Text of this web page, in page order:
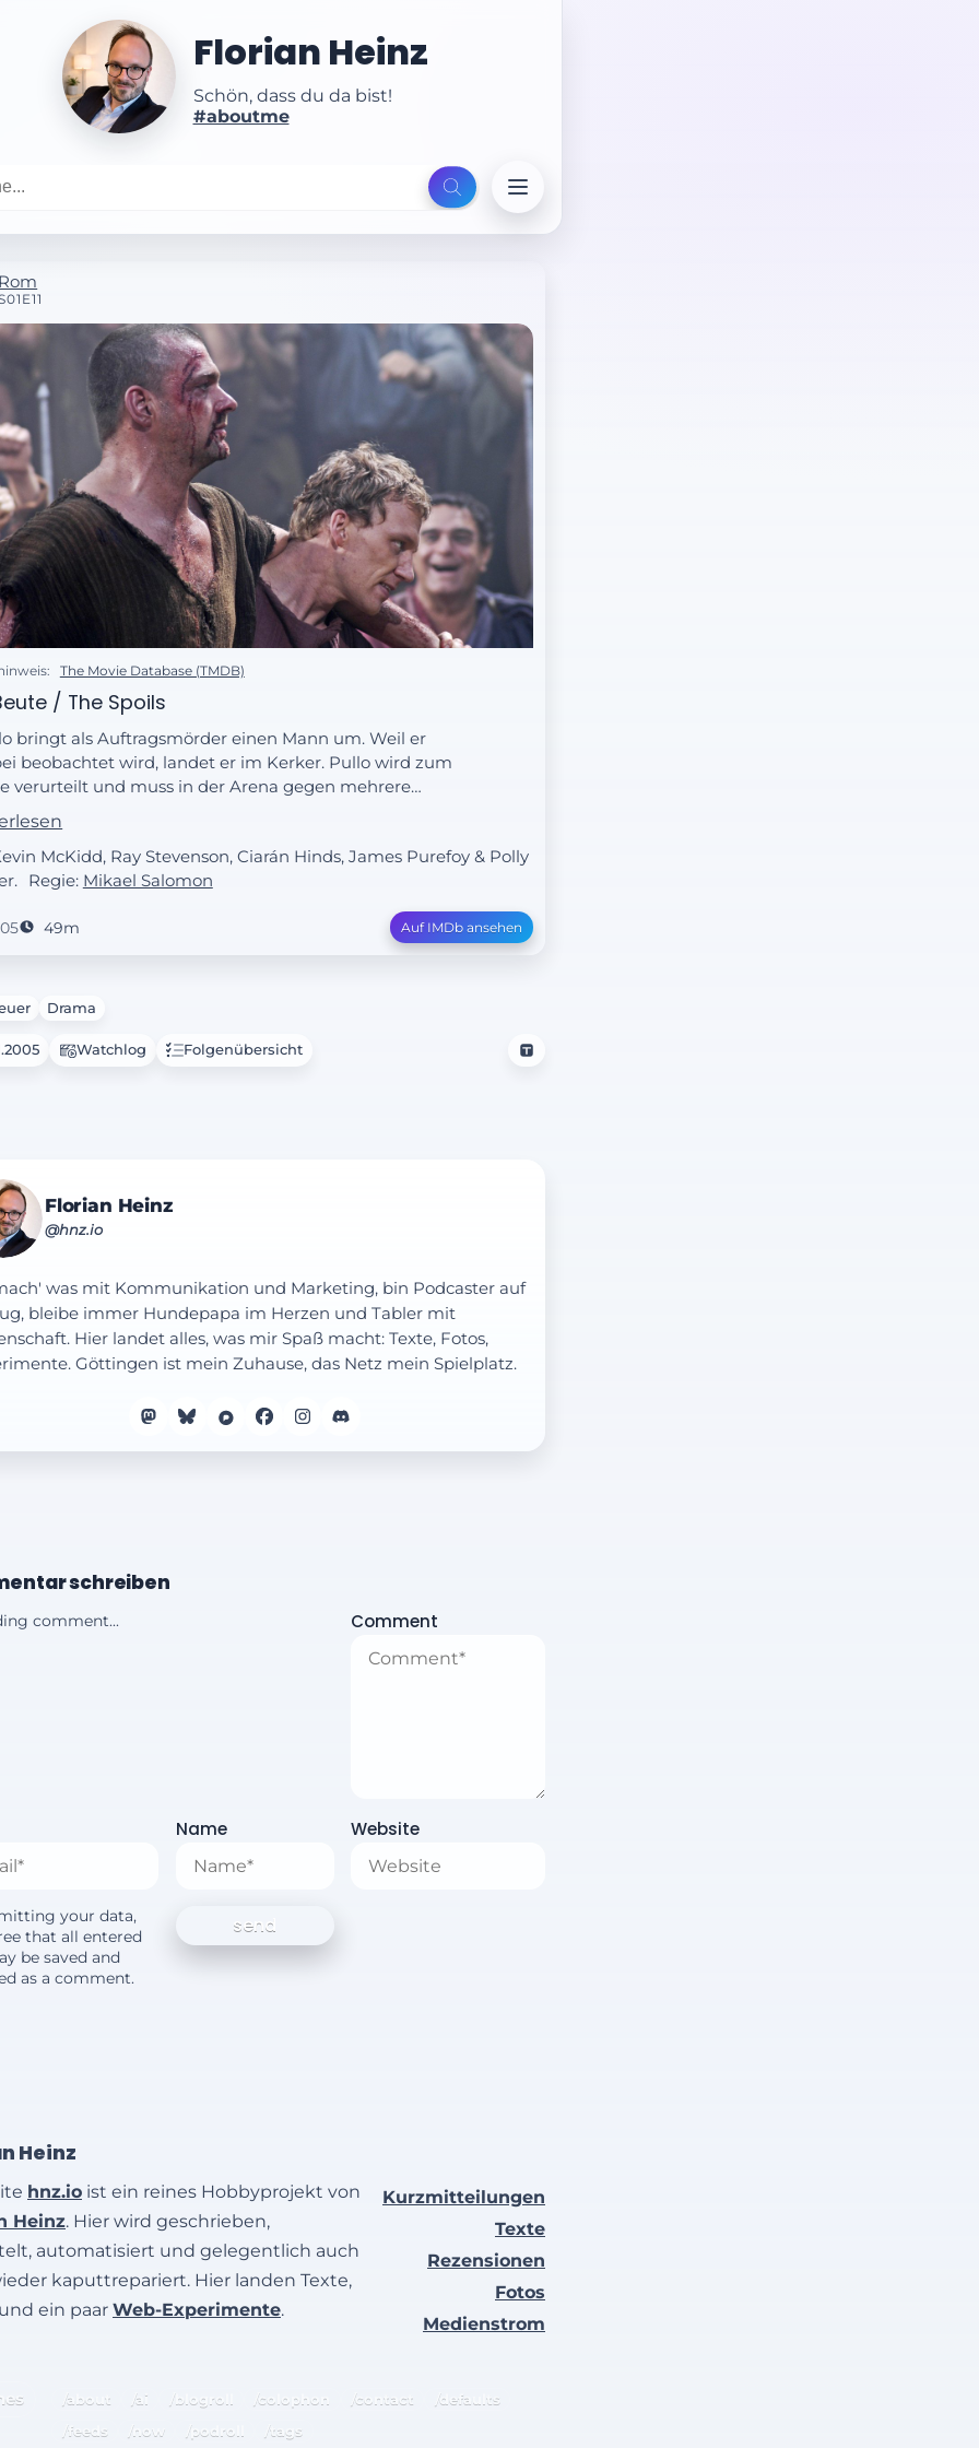
Florian Heinz
Schön, dass du da bist!
#aboutme
Rom
The Movie Database (TMDB)
/ The Spoils
bringt als Auftragsmörder einen Mann um. Weil er
beobachtet wird, landet er im Kerker. Pullo wird zum
verurteilt und muss in der Arena gegen mehrere
um sein Leben kämpfen. Caesar will Brutus als
nach Makedonien schicken. Brutus erkennt, dass
ihm nicht mehr vertraut und ihn von Rom
möchte. Er beschließt, gemeinsam mit Cassius
McKidd, Ray Stevenson, Ciarán Hinds, James Purefoy & Polly
Regie: Mikael Salomon
49m Auf IMDb ansehen
Drama
Watchlog Folgenübersicht
Florian Heinz
@hnz.io
was mit Kommunikation und Marketing, bin Podcaster auf
bleibe immer Hundepapa im Herzen und Tabler mit
Hier landet alles, was mir Spaß macht: Texte, Fotos,
Göttingen ist mein Zuhause, das Netz mein Spielplatz.
schreiben
comment... Comment
Name Website
your data,
that all entered
be saved and
as a comment.
Heinz
hnz.io ist ein reines Hobbyprojekt von
Heinz. Hier wird geschrieben,
automatisiert und gelegentlich auch
kaputtrepariert. Hier landen Texte,
ein paar Web-Experimente.
Kurzmitteilungen
Texte
Rezensionen
Fotos
Medienstrom
/about /ai /blogroll /colophon /contact
/defaults
/feeds
/now /podroll /tags